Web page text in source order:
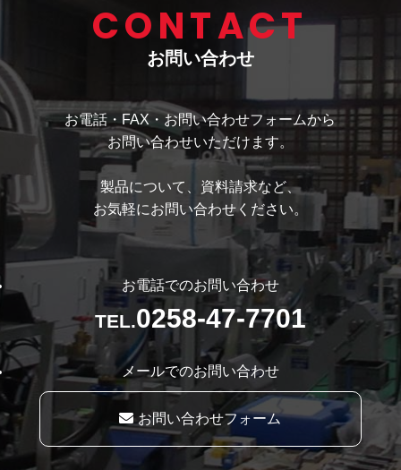
CONTACT
お問い合わせ
お電話・FAX・お問い合わせフォームから
お問い合わせいただけます。
製品について、資料請求など、
お気軽にお問い合わせください。
お電話でのお問い合わせ
TEL.0258-47-7701
メールでのお問い合わせ
お問い合わせフォーム